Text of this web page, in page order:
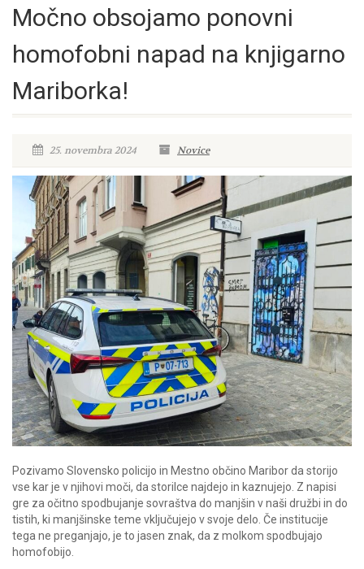
Močno obsojamo ponovni
homofobni napad na knjigarno
Mariborka!
25. novembra 2024 Novice
Pozivamo Slovensko policijo in Mestno občino Maribor da storijo
vse kar je v njihovi moči, da storilce najdejo in kaznujejo. Z napisi
gre za očitno spodbujanje sovraštva do manjšin v naši družbi in do
tistih, ki manjšinske teme vključujejo v svoje delo. Če institucije
tega ne preganjajo, je to jasen znak, da z molkom spodbujajo
homofobijo.